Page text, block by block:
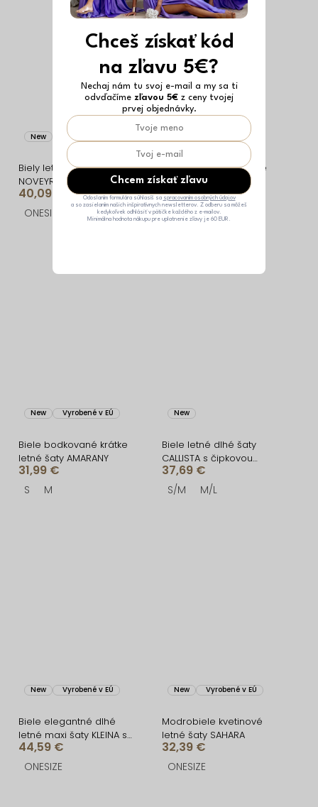
New Vyrobené v EÚ
Biely letné dlhé šaty 2v1
NOVEYRA s bodkami
40,09 €
ONESIZE
Vyrobené v EÚ
Biele bodkované letné
šaty WESSAYA
38,49 €
ONESIZE
New Vyrobené v EÚ
Biele bodkované krátke
letné šaty AMARANY
31,99 €
S M
New
Biele letné dlhé šaty
CALLISTA s čipkovou
sukňou
37,69 €
S/M M/L
New Vyrobené v EÚ
Biele elegantné dlhé
letné maxi šaty KLEINA s
dlhým rukávom
44,59 €
ONESIZE
New Vyrobené v EÚ
Modrobiele kvetinové
letné šaty SAHARA
32,39 €
ONESIZE
Chceš získať kód
na zľavu 5€?
Nechaj nám tu svoj e-mail a my sa ti
odvďačíme zľavou 5€ z ceny tvojej
prvej objednávky.
Chcem získať zľavu
Odoslaním formulára súhlasíš sa spracovaním osobných údajov
a so zasielaním našich inšpiratívnych newsletterov. Z odberu sa môžeš
kedykoľvek odhlásiť v pätičke každého z e-mailov.
Minimálna hodnota nákupu pre uplatnenie zľavy je 60 EUR.